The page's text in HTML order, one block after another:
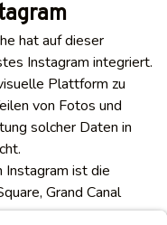
hat auf dieser
Instagram integriert.
Plattform zu
von Fotos und
solcher Daten in
ist die
Grand Canal